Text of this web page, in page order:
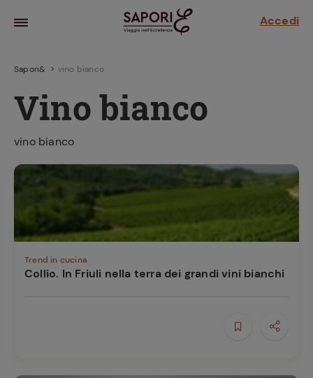
Accedi
sensi di
Sapori& vino bianco
Vino bianco
vino bianco
Trend in cucina
Collio. In Friuli nella terra dei grandi vini bianchi